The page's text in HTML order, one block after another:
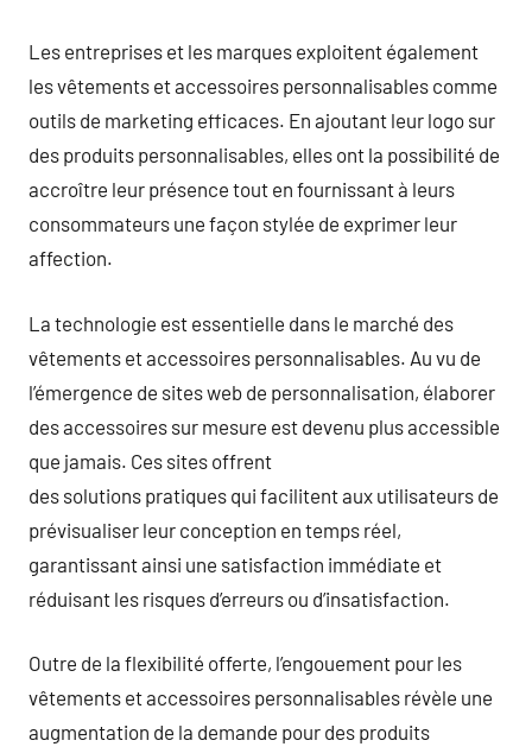
Les entreprises et les marques exploitent également
les vêtements et accessoires personnalisables comme
outils de marketing efficaces. En ajoutant leur logo sur
des produits personnalisables, elles ont la possibilité de
accroître leur présence tout en fournissant à leurs
consommateurs une façon stylée de exprimer leur
affection.
La technologie est essentielle dans le marché des
vêtements et accessoires personnalisables. Au vu de
l’émergence de sites web de personnalisation, élaborer
des accessoires sur mesure est devenu plus accessible
que jamais. Ces sites offrent
des solutions pratiques qui facilitent aux utilisateurs de
prévisualiser leur conception en temps réel,
garantissant ainsi une satisfaction immédiate et
réduisant les risques d’erreurs ou d’insatisfaction.
Outre de la flexibilité offerte, l’engouement pour les
vêtements et accessoires personnalisables révèle une
augmentation de la demande pour des produits